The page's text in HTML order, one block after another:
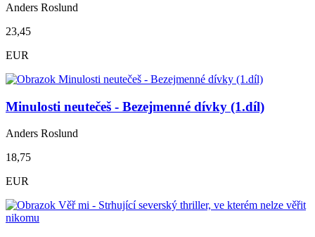
Anders Roslund
23,45
EUR
Minulosti neutečeš - Bezejmenné dívky (1.díl)
Anders Roslund
18,75
EUR